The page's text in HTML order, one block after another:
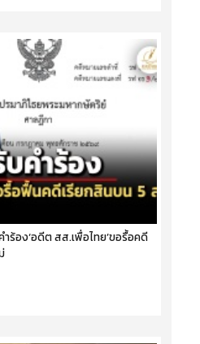
ร้อง‘อดีต สส.เพื่อไทย’ขอรื้อคดี